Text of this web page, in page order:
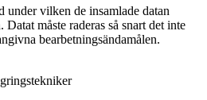
under vilken de insamlade datan
måste raderas så snart det inte
bearbetningsändamålen.